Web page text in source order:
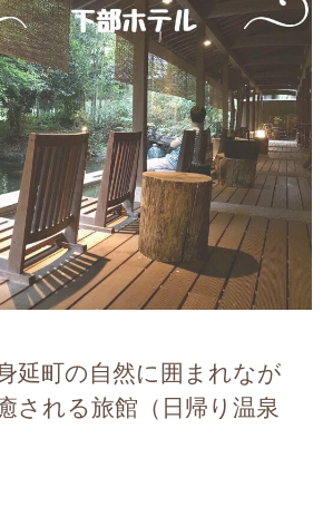
延町の自然に囲まれなが
される旅館（日帰り温泉